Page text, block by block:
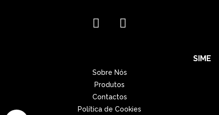
SIME
Sobre Nós
Produtos
Contactos
Política de Cookies